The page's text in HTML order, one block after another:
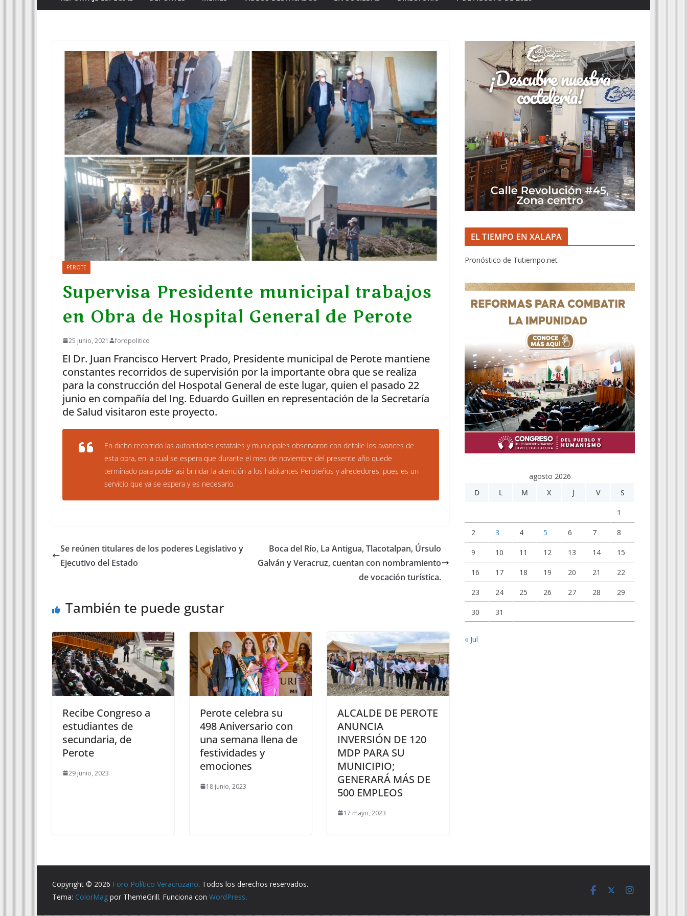
PEROTE
Supervisa Presidente municipal trabajos
en Obra de Hospital General de Perote
25 junio, 2021 foropolitico
El Dr. Juan Francisco Hervert Prado, Presidente municipal de Perote mantiene
constantes recorridos de supervisión por la importante obra que se realiza
para la construcción del Hospotal General de este lugar, quien el pasado 22
junio en compañía del Ing. Eduardo Guillen en representación de la Secretaría
de Salud visitaron este proyecto.
En dicho recorrido las autoridades estatales y municipales observaron con detalle los avances de
esta obra, en la cual se espera que durante el mes de noviembre del presente año quede
terminado para poder asi brindar la atención a los habitantes Peroteños y alrededores, pues es un
servicio que ya se espera y es necesario.
Se reúnen titulares de los poderes Legislativo y
Ejecutivo del Estado
Boca del Río, La Antigua, Tlacotalpan, Úrsulo
Galván y Veracruz, cuentan con nombramiento
de vocación turística.
También te puede gustar
Recibe Congreso a
estudiantes de
secundaria, de
Perote
29 junio, 2023
Perote celebra su
498 Aniversario con
una semana llena de
festividades y
emociones
18 junio, 2023
ALCALDE DE PEROTE
ANUNCIA
INVERSIÓN DE 120
MDP PARA SU
MUNICIPIO;
GENERARÁ MÁS DE
500 EMPLEOS
17 mayo, 2023
EL TIEMPO EN XALAPA
Pronóstico de Tutiempo.net
agosto 2026
D
L M X J V S
1
2 3 4 5 6 7 8
9 10 11 12 13 14 15
16 17 18 19 20 21 22
23 24 25 26 27 28 29
30 31
« Jul
Copyright © 2026 Foro Político Veracruzano. Todos los derechos reservados.
Tema: ColorMag por ThemeGrill. Funciona con WordPress.